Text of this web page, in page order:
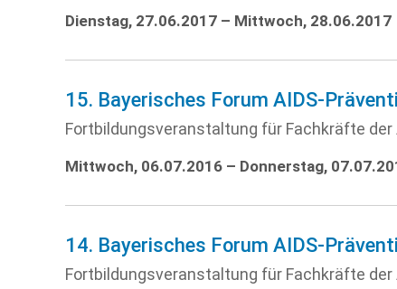
Dienstag, 27.06.2017 – Mittwoch, 28.06.2017
15. Bayerisches Forum AIDS-
Fortbildungsveranstaltung für Fachkräfte der
Mittwoch, 06.07.2016 – Donnerstag,
14. Bayerisches Forum AIDS-
Fortbildungsveranstaltung für Fachkräfte der